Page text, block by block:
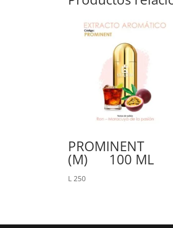
PROMINENT
(M) 100 ML
L 250